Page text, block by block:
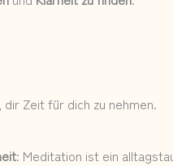
Zeit für dich zu nehmen.
: Meditation ist ein